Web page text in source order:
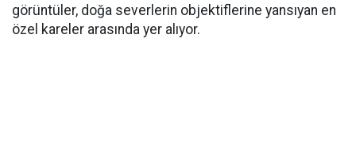
görüntüler, doğa severlerin objektiflerine yansıyan en
özel kareler arasında yer alıyor.